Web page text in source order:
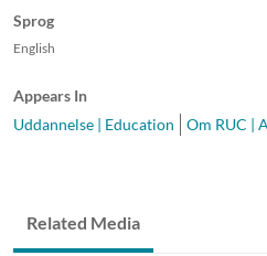
Sprog
English
Appears In
Uddannelse | Education
Om RUC |
Related Media